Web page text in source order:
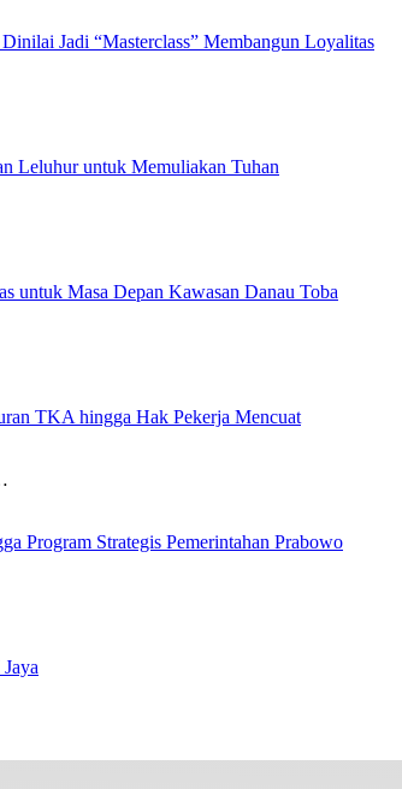
Jadi “Masterclass” Membangun Loyalitas
Leluhur untuk Memuliakan Tuhan
untuk Masa Depan Kawasan Danau Toba
TKA hingga Hak Pekerja Mencuat
Program Strategis Pemerintahan Prabowo